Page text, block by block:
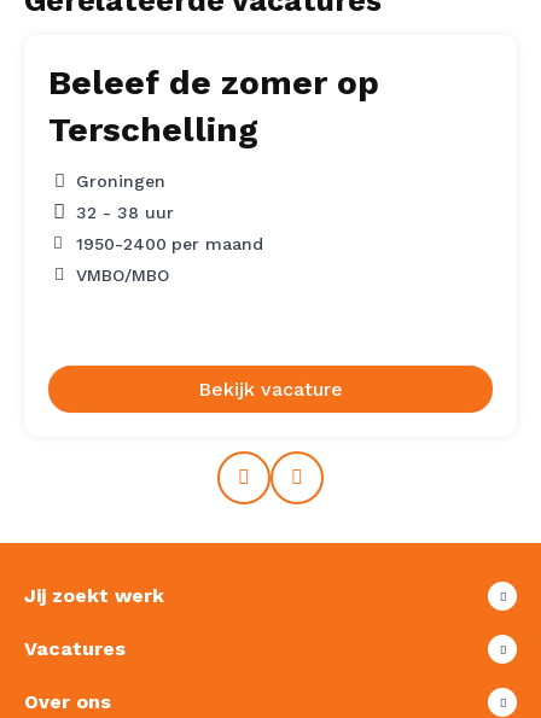
Beleef de zomer op
Terschelling
Groningen
32 - 38 uur
1950-2400 per maand
VMBO/MBO
Bekijk vacature
Prev Next
Jij zoekt werk
Vacatures
Over ons